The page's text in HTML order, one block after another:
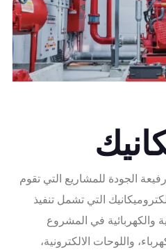
الجودة للمشاريع التي تقوم
التي تشمل تنفيذ
والكهربائية في المشروع
واللوحات الالكترونية،